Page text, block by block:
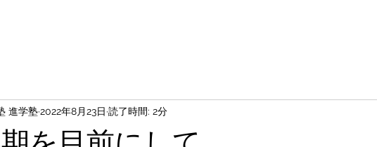
進学塾2022年8月23日 読了時間: 2分